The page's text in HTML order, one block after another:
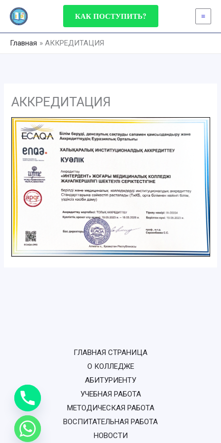
Перейти
КАК ПОСТУПИТЬ?
Главная АККРЕДИТАЦИЯ
АККРЕДИТАЦИЯ
ГЛАВНАЯ СТРАНИЦА
О КОЛЛЕДЖЕ
АБИТУРИЕНТУ
УЧЕБНАЯ РАБОТА
МЕТОДИЧЕСКАЯ РАБОТА
ВОСПИТАТЕЛЬНАЯ РАБОТА
НОВОСТИ